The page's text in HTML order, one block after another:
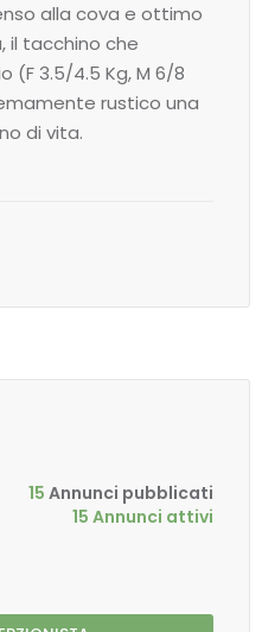
alla cova e ottimo
il tacchino che
(F 3.5/4.5 Kg, M 6/8
rustico una
di vita.
15 Annunci pubblicati
15 Annunci attivi